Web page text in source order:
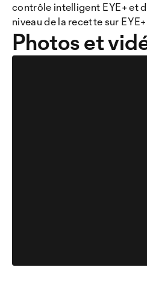
contrôle intelligent EYE+ et
niveau de la recette sur
Photos et